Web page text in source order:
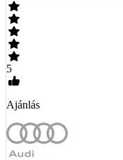
5
Ajánlás